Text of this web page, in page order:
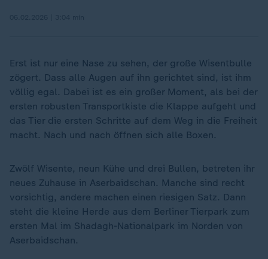
Erst ist nur eine Nase zu sehen, der große Wisentbulle
zögert. Dass alle Augen auf ihn gerichtet sind, ist ihm
völlig egal. Dabei ist es ein großer Moment, als bei der
ersten robusten Transportkiste die Klappe aufgeht und
das Tier die ersten Schritte auf dem Weg in die Freiheit
macht. Nach und nach öffnen sich alle Boxen.
Zwölf Wisente, neun Kühe und drei Bullen, betreten ihr
neues Zuhause in Aserbaidschan. Manche sind recht
vorsichtig, andere machen einen riesigen Satz. Dann
steht die kleine Herde aus dem Berliner Tierpark zum
ersten Mal im Shadagh-Nationalpark im Norden von
Aserbaidschan.